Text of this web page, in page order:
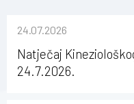
24.07.2026
Natječaj
24.7.2026.